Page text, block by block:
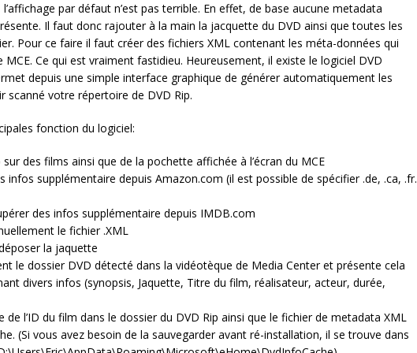
par défaut n’est pas terrible. En effet, de base aucune metadata
Il faut donc rajouter à la main la jacquette du DVD ainsi que toutes les
Pour ce faire il faut créer des fichiers XML contenant les méta-données qui
Ce qui est vraiment fastidieu. Heureusement, il existe le logiciel DVD
depuis une simple interface graphique de générer automatiquement les
scanné votre répertoire de DVD Rip.
fonction du logiciel:
des films ainsi que de la pochette affichée à l’écran du MCE
infos supplémentaire depuis Amazon.com (il est possible de spécifier .de, .ca, .fr.
des infos supplémentaire depuis IMDB.com
le fichier .XML
la jaquette
le dossier DVD détecté dans la vidéotèque de Media Center et présente cela
divers infos (synopsis, Jaquette, Titre du film, réalisateur, acteur, durée,
l’ID du film dans le dossier du DVD Rip ainsi que le fichier de metadata XML
(Si vous avez besoin de la sauvegarder avant ré-installation, il se trouve dans